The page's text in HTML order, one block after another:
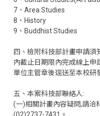
7、Area Studies
8、History
9、Buddhist Studies
四、檢附科技部計畫申請須
內截止日期限內完成線上
單位主管章後逕送至本校研
五、本案科技部聯絡人:
(一)相關計畫內容疑問,請洽